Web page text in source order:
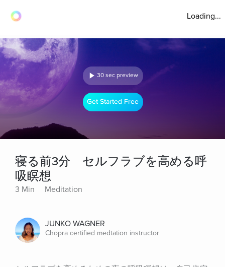
Loading...
30 sec preview
Get Started Free
寝る前3分 セルフラブを高める呼
吸瞑想
3 Min Meditation
JUNKO WAGNER
Chopra certified medtation instructor